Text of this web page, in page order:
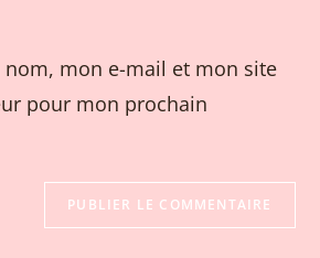
nom, mon e-mail et mon site
pour mon prochain